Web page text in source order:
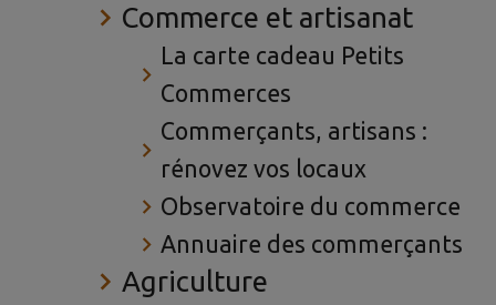
Commerce et artisanat
La carte cadeau Petits
Commerces
Commerçants, artisans :
rénovez vos locaux
Observatoire du commerce
Annuaire des commerçants
Agriculture